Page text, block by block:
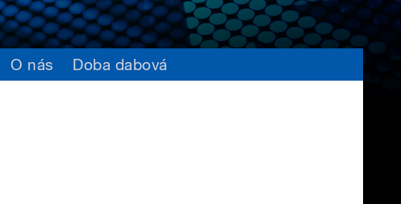
O nás Doba dabová